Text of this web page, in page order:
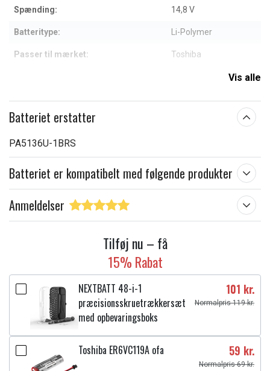
Spænding: 14,8 V
Batteritype: Li-Polymer
Passer til mærket: Toshiba
Vis alle
Batteriet erstatter
PA5136U-1BRS
Batteriet er kompatibelt med følgende produkter
Anmeldelser
Tilføj nu – få
15% Rabat
NEXTBATT 48-i-1
præcisionsskruetrækkersæt
med opbevaringsboks
101 kr.
Normalpris 119 kr.
Toshiba ER6VC119A ofa 59 kr.
Normalpris 69 kr.